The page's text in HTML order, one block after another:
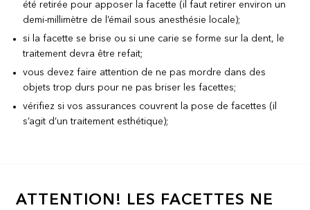
été retirée pour apposer la facette (il faut retirer environ un
demi-millimètre de l’émail sous anesthésie locale);
si la facette se brise ou si une carie se forme sur la dent, le
traitement devra être refait;
vous devez faire attention de ne pas mordre dans des
objets trop durs pour ne pas briser les facettes;
vérifiez si vos assurances couvrent la pose de facettes (il
s’agit d’un traitement esthétique);
ATTENTION! LES FACETTES NE